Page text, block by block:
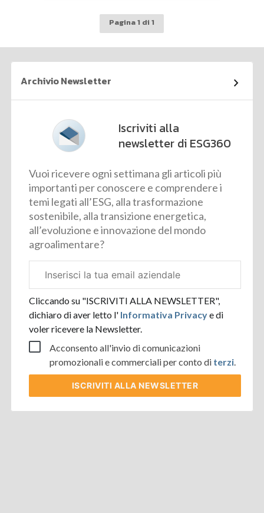
Pagina 1 di 1
Archivio Newsletter
Iscriviti alla
newsletter di ESG360
Vuoi ricevere ogni settimana gli articoli più
importanti per conoscere e comprendere i
temi legati all’ESG, alla trasformazione
sostenibile, alla transizione energetica,
all’evoluzione e innovazione del mondo
agroalimentare?
aziendale
Cliccando su "ISCRIVITI ALLA NEWSLETTER",
dichiaro di aver letto l' Informativa Privacye di
voler ricevere la Newsletter.
Acconsento all'invio di comunicazioni
promozionali e commerciali per conto di terzi.
ISCRIVITI ALLA NEWSLETTER